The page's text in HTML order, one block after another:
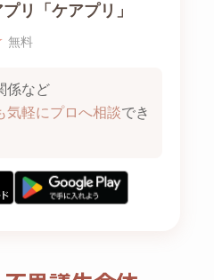
リ「ケアプリ」
無料
係など
気軽にプロへ相談でき